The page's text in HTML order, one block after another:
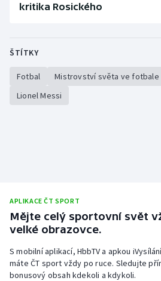
kritika Rosického
ŠTÍTKY
Fotbal Mistrovství světa ve fotbale
Lionel Messi
APLIKACE ČT SPORT
Mějte celý sportovní svět
velké obrazovce.
S mobilní aplikací, HbbTV a apkou
máte ČT sport vždy po ruce. Sledujte
bonusový obsah kdekoli a kdykoli.